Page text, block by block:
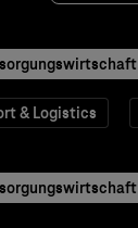
& Logistics